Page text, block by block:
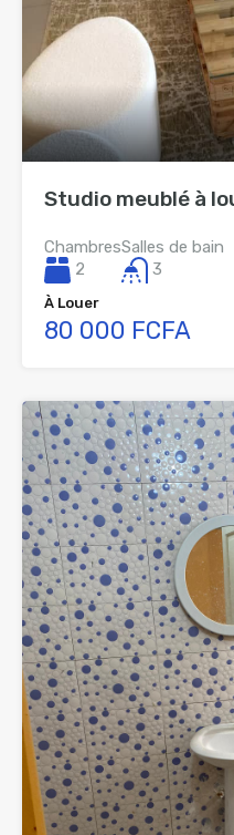
Studio meublé à
Chambres
2
Salles de bain
3
À Louer
80 000 FCFA